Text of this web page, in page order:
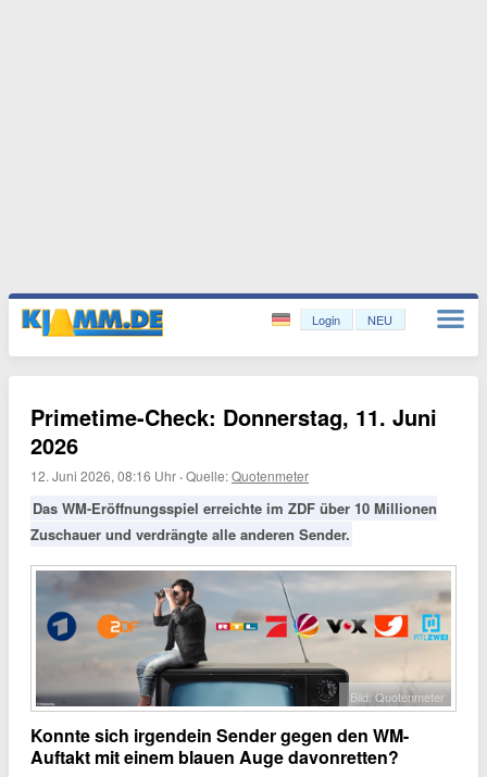
Login NEU
Primetime-Check: Donnerstag, 11. Juni
2026
12. Juni 2026, 08:16 Uhr ·Quelle:Quotenmeter
Das WM-Eröffnungsspiel erreichte im ZDF über 10 Millionen
Zuschauer und verdrängte alle anderen Sender.
Bild: Quotenmeter
Konnte sich irgendein Sender gegen den WM-
Auftakt mit einem blauen Auge davonretten?